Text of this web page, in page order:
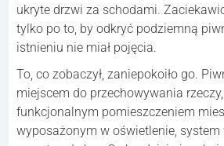
ukryte drzwi za schodami.
tylko po to, by odkryć podziemną
istnieniu nie miał pojęcia.
To, co zobaczył, zaniepokoiło go.
miejscem do przechowywania rzeczy,
funkcjonalnym pomieszczeniem
wyposażonym w oświetlenie, system